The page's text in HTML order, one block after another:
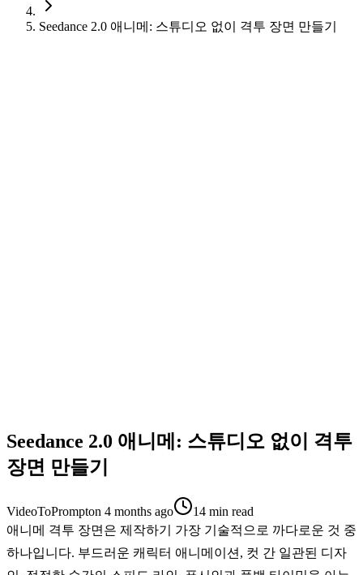
Seedance 2.0 애니메: 스튜디오 없이 격투 장면 만들기
Seedance 2.0 애니메: 스튜디오 없이 격투
장면 만들기
VideoToPrompton 4 months ago 14 min read
애니메 격투 장면은 제작하기 가장 기술적으로 까다로운 것 중
하나입니다. 부드러운 캐릭터 애니메이션, 컷 간 일관된 디자